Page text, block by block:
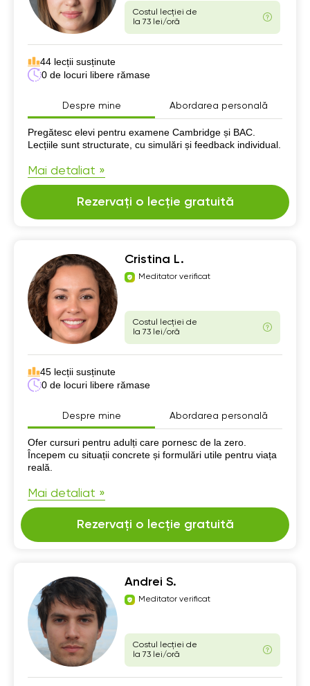
Costul lecției de
la 73 lei/oră
44 lecții susținute
0 de locuri libere rămase
Despre mine Abordarea personală
Despre mine
Pregătesc elevi pentru examene Cambridge și BAC.
Lecțiile sunt structurate, cu simulări și feedback individual.
Mai detaliat »
Rezervați o lecție gratuită
Cristina L.
Meditator verificat
Costul lecției de
la 73 lei/oră
45 lecții susținute
0 de locuri libere rămase
Despre mine Abordarea personală
Despre mine
Ofer cursuri pentru adulți care pornesc de la zero.
Începem cu situații concrete și formulări utile pentru viața
reală.
Mai detaliat »
Rezervați o lecție gratuită
Andrei S.
Meditator verificat
Costul lecției de
la 73 lei/oră